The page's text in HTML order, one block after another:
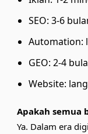
SEO: 3-6
Automation:
GEO: 2-4
Website:
Apakah
Ya. Dalam era